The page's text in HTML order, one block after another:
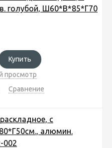
голубой, Ш60*В*85*Г70
Купить
просмотр
Сравнение
с
алюмин.
002